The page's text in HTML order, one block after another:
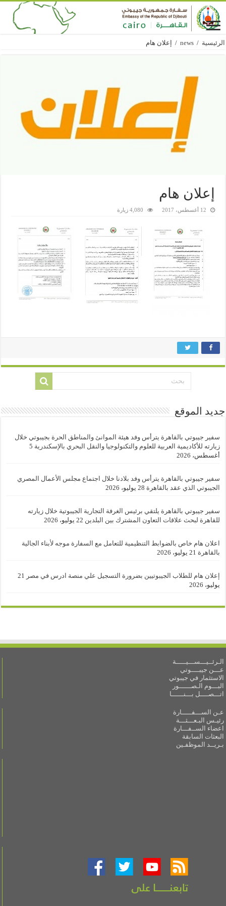
الرئيسية /
news
/ إعلان هام
إعلان هام
12 أغسطس، 2017 4,080 زيارة
جديد الموقع
سفير جيبوتي بالقاهرة يترأس وفد هيئة الموانئ والمناطق الحرة بجيبوتي خلال
زيارته للأكاديمية العربية للعلوم والتكنولوجيا والنقل البحري بالإسكندرية 5
أغسطس، 2026
سفير جيبوتي بالقاهرة يترأس وفد بلادنا خلال اجتماع مجلس الأعمال المصري
الجيبوتي الذي عقد بالقاهرة 28 يوليو، 2026
سفير جيبوتي بالقاهرة يلتقي برئيس الغرفة التجارية الجيبوتية خلال زيارته
للقاهرة لبحث علاقات التعاون المشترك بين البلدين 22 يوليو، 2026
اعلان هام خاص بالضوابط التنظيمية للتعامل مع السفارة موجه لأبناء الجالية
بالقاهرة 21 يوليو، 2026
إعلان هام للطلاب الجيبوتيين بضرورة التسجيل علي منصة ادرس في مصر
21
يوليو، 2026
الـرئــيـــســـيـــــة
عـــن جيبــــوتي
الاستثمار في جيبوتي
البـــوم الـصــــــور
اتـــصــــل بـــنــــــا
عـن الســـفـــــارة
رئيـس البـعـــثـــة
اعضاء الســفـــارة
البعثات السابقة
بـريــد الموظفـين